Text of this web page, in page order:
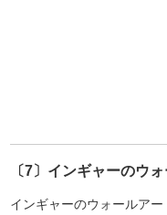
〔7〕インギャーのウ
インギャーのウォールア